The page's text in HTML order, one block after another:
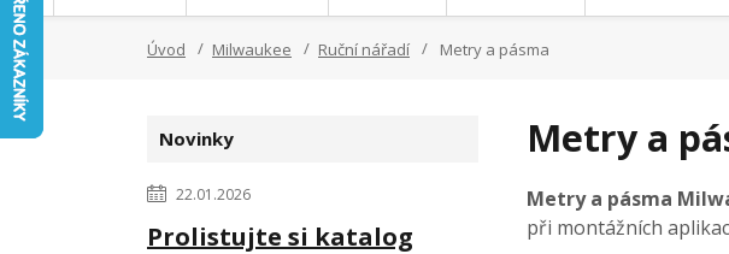
Úvod Milwaukee Ruční nářadí Metry a pásma
Metry a
Metry a pásma
při montážních
Novinky
22.01.2026
Prolistujte si katalog